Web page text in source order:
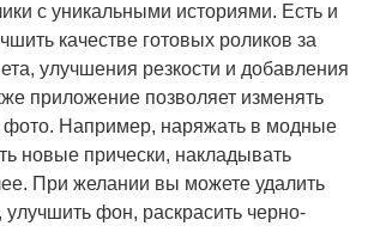
с уникальными историями. Есть и
качестве готовых роликов за
улучшения резкости и добавления
приложение позволяет изменять
фото. Например, наряжать в модные
новые прически, накладывать
При желании вы можете удалить
фон, раскрасить черно-